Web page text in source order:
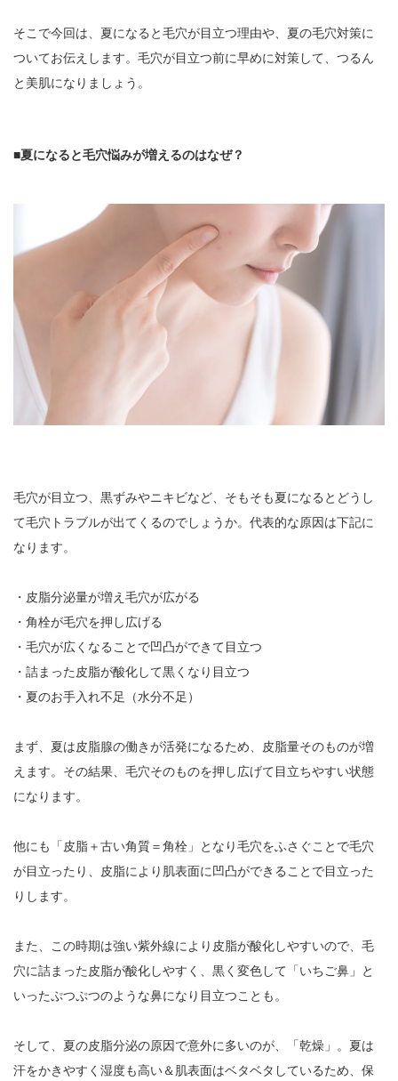
そこで今回は、夏になると毛穴が目立つ理由や、夏の毛穴対策に
ついてお伝えします。毛穴が目立つ前に早めに対策して、つるん
と美肌になりましょう。
■夏になると毛穴悩みが増えるのはなぜ？
毛穴が目立つ、黒ずみやニキビなど、そもそも夏になるとどうし
て毛穴トラブルが出てくるのでしょうか。代表的な原因は下記に
なります。
・皮脂分泌量が増え毛穴が広がる
・角栓が毛穴を押し広げる
・毛穴が広くなることで凹凸ができて目立つ
・詰まった皮脂が酸化して黒くなり目立つ
・夏のお手入れ不足（水分不足）
まず、夏は皮脂腺の働きが活発になるため、皮脂量そのものが増
えます。その結果、毛穴そのものを押し広げて目立ちやすい状態
になります。
他にも「皮脂＋古い角質＝角栓」となり毛穴をふさぐことで毛穴
が目立ったり、皮脂により肌表面に凹凸ができることで目立った
りします。
また、この時期は強い紫外線により皮脂が酸化しやすいので、毛
穴に詰まった皮脂が酸化しやすく、黒く変色して「いちご鼻」と
いったぷつぷつのような鼻になり目立つことも。
そして、夏の皮脂分泌の原因で意外に多いのが、「乾燥」。夏は
汗をかきやすく湿度も高い＆肌表面はベタベタしているため、保